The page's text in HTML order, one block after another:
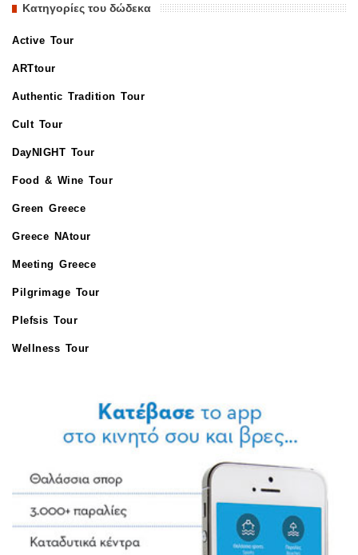
Κατηγορίες του δώδεκα
Active Tour
ARTtour
Authentic Tradition Tour
Cult Tour
DayNIGHT Tour
Food & Wine Tour
Green Greece
Greece NAtour
Meeting Greece
Pilgrimage Tour
Plefsis Tour
Wellness Tour